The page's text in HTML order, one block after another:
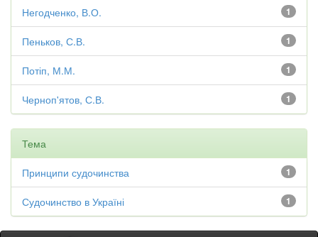
1
Негодченко, В.О.
1
Пеньков, С.В.
1
Потіп, М.М.
1
Черноп'ятов, С.В.
Тема
1
Принципи судочинства
1
Судочинство в Україні